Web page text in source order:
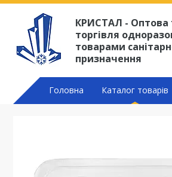
КРИСТАЛ - Оптова
торгівля
товарами
призначення
Головна Каталог товарів